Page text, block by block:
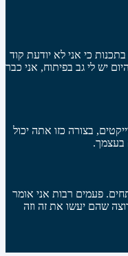
כי אני לא יודעת קוד
יש לי גב בפיתוח, אני כבר
בצורה כזו אתה יכול
בעצמך.
פעמים רבות אני אומר
שהם יעשו את זה וזה